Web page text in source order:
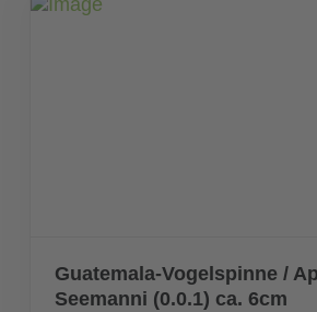
Guatemala-Vogelspinne /
Seemanni (0.0.1) ca. 6cm